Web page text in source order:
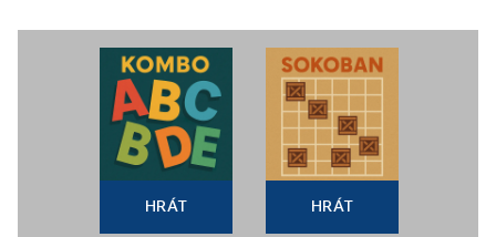
HRÁT HRÁT